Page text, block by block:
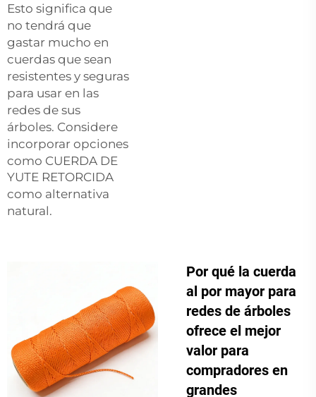
Esto significa que
no tendrá que
gastar mucho en
cuerdas que sean
resistentes y seguras
para usar en las
redes de sus
árboles. Considere
incorporar opciones
como CUERDA DE
YUTE RETORCIDA
como alternativa
natural.
Por qué la cuerda
al por mayor para
redes de árboles
ofrece el mejor
valor para
compradores en
grandes